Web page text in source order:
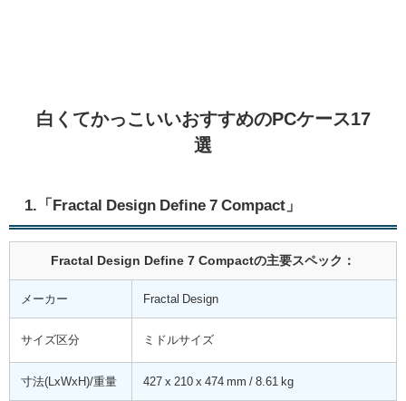
白くてかっこいいおすすめのPCケース17
選
1.「Fractal Design Define 7 Compact」
Fractal Design Define 7 Compactの主要スペック：
メーカー Fractal Design
サイズ区分 ミドルサイズ
寸法(LxWxH)/重量 427 x 210 x 474 mm / 8.61 kg